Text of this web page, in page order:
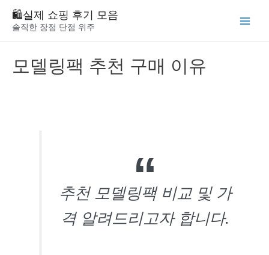
🛍️실제 쇼핑 후기 모음
솔직한 장점 단점 위주
모델링팩 추천 구매 이유
추천 모델링팩 비교 및 가
격 알려드리고자 합니다.